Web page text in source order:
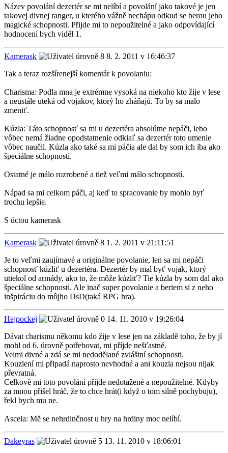
Název povolání dezertér se mi nelíbí a povolání jako takové je jen
takovej divnej ranger, u kterého vážně nechápu odkud se berou jeho
magické schopnosti. Přijde mi to nepoužitelné a jako odpovídající
hodnocení bych viděl 1.
Kamerask
8. 2. 2011 v 16:46:37
Tak a teraz rozšírenejší komentár k povolaniu:
Charisma: Podla mna je extrémne vysoká na niekoho kto žije v lese
a neustále uteká od vojakov, ktorý ho zháňajú. To by sa malo
zmeniť.
Kúzla: Táto schopnosť sa mi u dezertéra absolútne nepáči, lebo
vôbec nemá žiadne opodstatnenie odkiaľ sa dezertér toto umenie
vôbec naučil. Kúzla ako také sa mi páčia ale dal by som ich iba ako
špeciálne schopnosti.
Ostatné je málo rozrobené a tiež veľmi málo schopností.
Nápad sa mi celkom páči, aj keď to spracovanie by mohlo byť
trochu lepšie.
S úctou kamerask
Kamerask
1. 2. 2011 v 21:11:51
Je to veľmi zaujímavé a originálne povolanie, len sa mi nepáči
schopnosť kúzliť u dezertéra. Dezertér by mal byť vojak, ktorý
utiekol od armády, ako to, že môže kúzliť? Tie kúzla by som dal ako
špeciálne schopnosti. Ale inač super povolanie a beriem si z neho
inšpiráciu do môjho DsD(taká RPG hra).
Hejpockej
14. 11. 2010 v 19:26:04
Dávat charismu někomu kdo žije v lese jen na základě toho, že by jí
mohl od 6. úrovně potřebovat, mi příjde nešťastné.
Velmi divné a zdá se mi nedodělané zvláštní schopnosti.
Kouzlení mi připadá naprosto nevhodné a ani kouzla nejsou nijak
převratná.
Celkově mi toto povolání přijde nedotažené a nepoužitelné. Kdyby
za mnou přišel hráč, že to chce hrát(i když o tom silně pochybuju),
řekl bych mu ne.
Ascela: Mě se nehrdinčnost u hry na hrdiny moc nelíbí.
Dakeyras
13. 11. 2010 v 18:06:01